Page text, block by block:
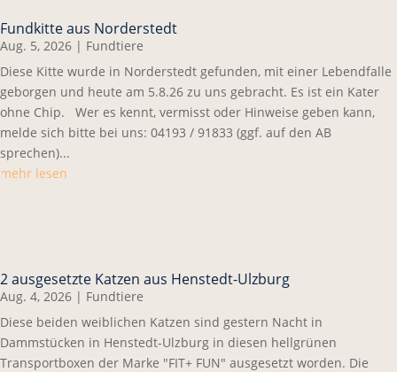
Fundkitte aus Norderstedt
Aug. 5, 2026 | Fundtiere
Diese Kitte wurde in Norderstedt gefunden, mit einer Lebendfalle
geborgen und heute am 5.8.26 zu uns gebracht. Es ist ein Kater
ohne Chip. Wer es kennt, vermisst oder Hinweise geben kann,
melde sich bitte bei uns: 04193 / 91833 (ggf. auf den AB
sprechen)...
mehr lesen
2 ausgesetzte Katzen aus Henstedt-Ulzburg
Aug. 4, 2026 | Fundtiere
Diese beiden weiblichen Katzen sind gestern Nacht in
Dammstücken in Henstedt-Ulzburg in diesen hellgrünen
Transportboxen der Marke "FIT+ FUN" ausgesetzt worden. Die